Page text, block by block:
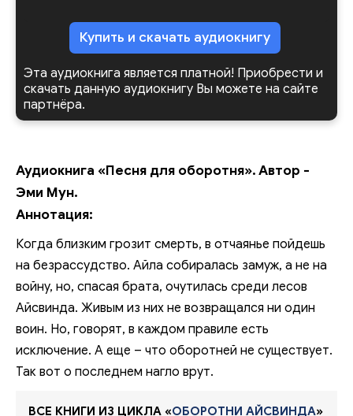
Купить и скачать аудиокнигу
Эта аудиокнига является платной! Приобрести и
скачать данную аудиокнигу Вы можете на сайте
партнёра.
Аудиокнига «Песня для оборотня». Автор -
Эми Мун.
Аннотация:
Когда близким грозит смерть, в отчаянье пойдешь
на безрассудство. Айла собиралась замуж, а не на
войну, но, спасая брата, очутилась среди лесов
Айсвинда. Живым из них не возвращался ни один
воин. Но, говорят, в каждом правиле есть
исключение. А еще – что оборотней не существует.
Так вот о последнем нагло врут.
ВСЕ КНИГИ ИЗ ЦИКЛА «ОБОРОТНИ АЙСВИНДА»